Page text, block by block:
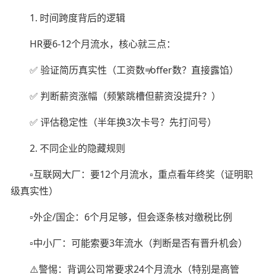
1. 时间跨度背后的逻辑
HR要6-12个月流水，核心就三点：
✅ 验证简历真实性（工资数≠offer数？直接露馅）
✅ 判断薪资涨幅（频繁跳槽但薪资没提升？）
✅ 评估稳定性（半年换3次卡号？先打问号）
2. 不同企业的隐藏规则
▫️互联网大厂：要12个月流水，重点看年终奖（证明职
级真实性）
▫️外企/国企：6个月足够，但会逐条核对缴税比例
▫️中小厂：可能索要3年流水（判断是否有晋升机会）
⚠️警惕：背调公司常要求24个月流水（特别是高管